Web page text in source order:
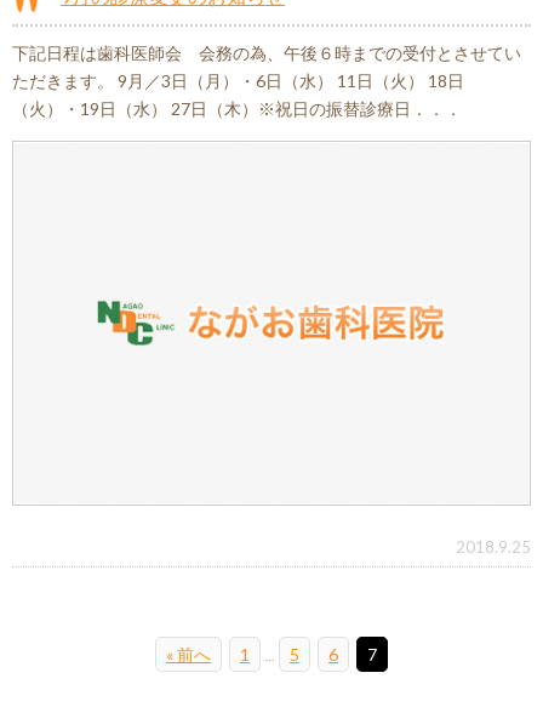
下記日程は歯科医師会 会務の為、午後６時までの受付とさせてい
ただきます。 9月／3日（月）・6日（水） 11日（火） 18日
（火）・19日（水） 27日（木）※祝日の振替診療日．．．
2018.9.25
« 前へ 1 5 6 7